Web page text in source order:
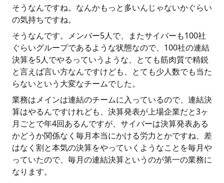
そうなんですね。なんかもっと多いんじゃないかぐらい
の気持ちですね。
そうなんです。メンバー5人で、またサイバーも100社
ぐらいグループであるような状態なので、100社の連結
決算を5人でやるっていうような、とても筋肉質で精鋭
と言えば言い方なんですけども、とても少人数でも当た
らないという大変なチームでした。
業務はメインは連結のチームに入っているので、連結決
算はやるんですけれども、決算発表が上場企業だと3ヶ
月ごとで年4回あるんですが、サイバーは決算発表ある
かどうか関係なく毎月本当にかける労力とかですね、差
はなく割と本気の決算をやっていくようなことを毎月や
っていたので、毎月の連結決算というのが第一の業務に
なります。